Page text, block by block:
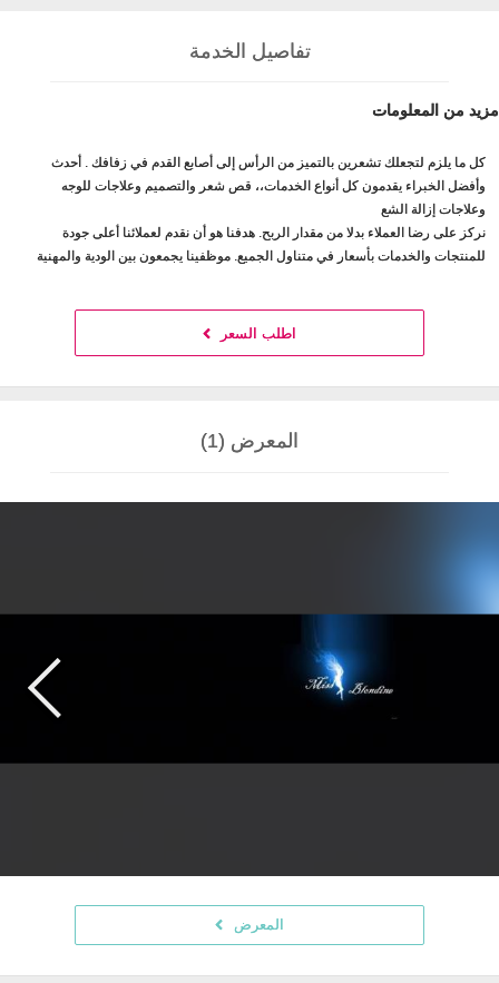
تفاصيل الخدمة
مزيد من المعلومات
كل ما يلزم لتجعلك تشعرين بالتميز من الرأس إلى أصابع القدم في زفافك . أحدث
وأفضل الخبراء يقدمون كل أنواع الخدمات،، قص شعر والتصميم وعلاجات للوجه
وعلاجات إزالة الشع
نركز على رضا العملاء بدلا من مقدار الربح. هدفنا هو أن نقدم لعملائنا أعلى جودة
للمنتجات والخدمات بأسعار في متناول الجميع. موظفينا يجمعون بين الودية والمهنية
اطلب السعر
المعرض (1)
المعرض